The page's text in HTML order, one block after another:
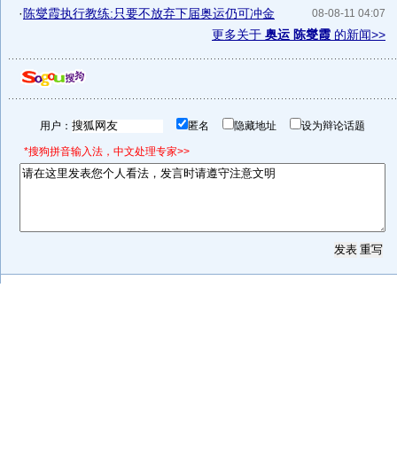
08-08-11 04:07
· 陈燮霞执行教练:只要不放弃下届奥运仍可冲金
更多关于 奥运 陈燮霞 的新闻>>
用户： 匿名 隐藏地址 设为辩论话题
*搜狗拼音输入法，中文处理专家>>